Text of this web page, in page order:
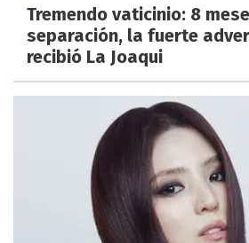
Tremendo vaticinio: 8
separación, la fuerte
recibió La Joaqui